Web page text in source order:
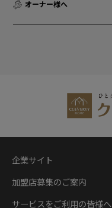
オーナー様へ
企業サイト
加盟店募集のご案内
サービスをご利用の皆様へ